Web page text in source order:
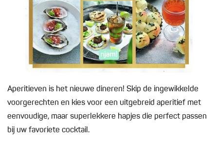
Aperitieven is het nieuwe dineren! Skip de ingewikkelde
voorgerechten en kies voor een uitgebreid aperitief met
eenvoudige, maar superlekkere hapjes die perfect passen
bij uw favoriete cocktail.